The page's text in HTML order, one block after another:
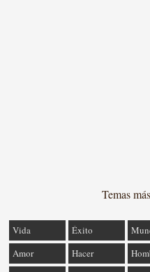
Temas
Vida Éxito
Amor
Hacer